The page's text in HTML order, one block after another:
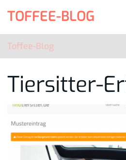
main
content
TOFFEE-BLOG
Toffee-Blog
Tiersitter-